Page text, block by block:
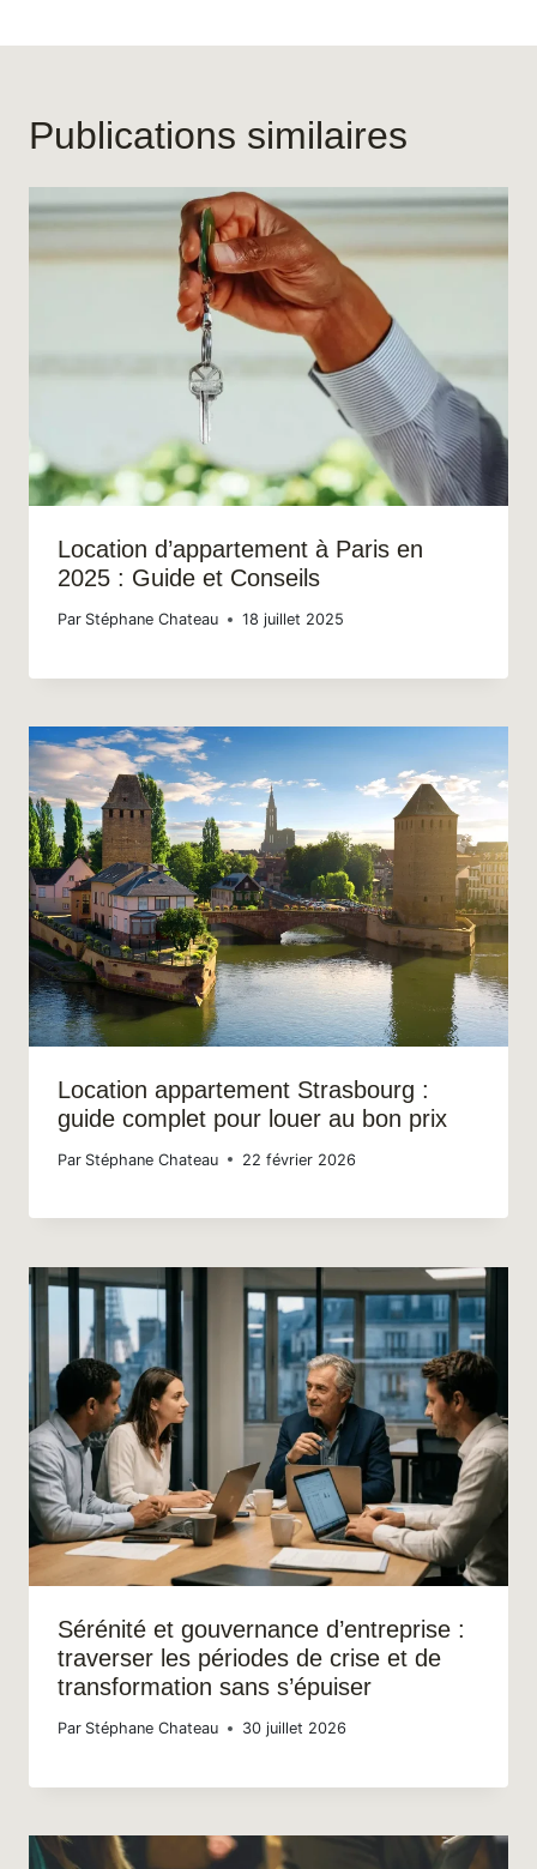
Publications similaires
Location d’appartement à Paris en
2025 : Guide et Conseils
Par Stéphane Chateau 18 juillet 2025
Location appartement Strasbourg :
guide complet pour louer au bon prix
Par Stéphane Chateau 22 février 2026
Sérénité et gouvernance d’entreprise :
traverser les périodes de crise et de
transformation sans s’épuiser
Par Stéphane Chateau 30 juillet 2026